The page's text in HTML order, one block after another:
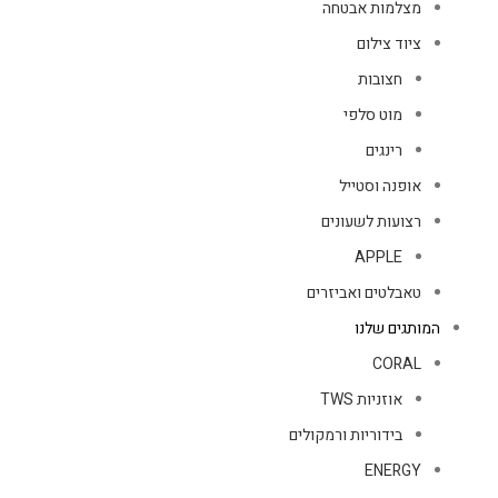
מצלמות אבטחה
ציוד צילום
חצובות
מוט סלפי
רינגים
אופנה וסטייל
רצועות לשעונים
APPLE
טאבלטים ואביזרים
המותגים שלנו
CORAL
אוזניות TWS
בידוריות ורמקולים
ENERGY